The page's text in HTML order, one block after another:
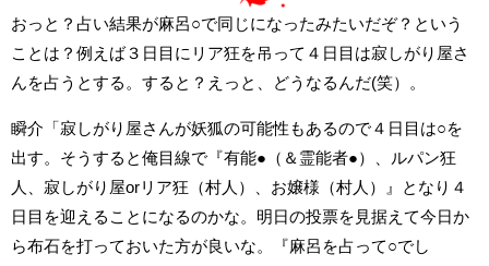
おっと？占い結果が麻呂○で同じになったみたいだぞ？という
ことは？例えば３日目にリア狂を吊って４日目は寂しがり屋さ
んを占うとする。すると？えっと、どうなるんだ(笑）。
瞬介「寂しがり屋さんが妖狐の可能性もあるので４日目は○を
出す。そうすると俺目線で『有能●（＆霊能者●）、ルパン狂
人、寂しがり屋orリア狂（村人）、お嬢様（村人）』となり４
日目を迎えることになるのかな。明日の投票を見据えて今日か
ら布石を打っておいた方が良いな。『麻呂を占って○でし